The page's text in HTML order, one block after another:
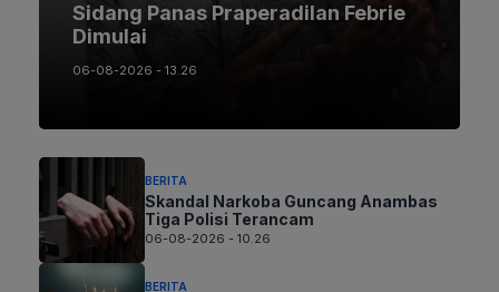
Sidang Panas Praperadilan Febrie
Dimulai
06-08-2026 - 13.26
BERITA
Skandal Narkoba Guncang Anambas
Tiga Polisi Terancam
06-08-2026 - 10.26
BERITA